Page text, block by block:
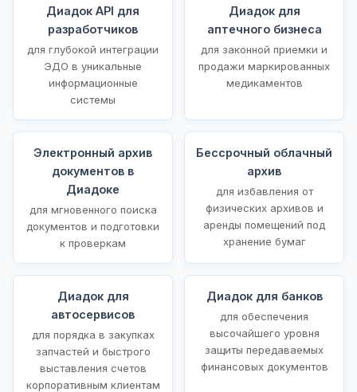
Диадок API для
разработчиков
для глубокой интеграции
ЭДО в уникальные
информационные
системы
Диадок для
аптечного бизнеса
для законной приемки и
продажи маркированных
медикаментов
Электронный архив
документов в
Диадоке
для мгновенного поиска
документов и подготовки
к проверкам
Бессрочный облачный
архив
для избавления от
физических архивов и
аренды помещений под
хранение бумаг
Диадок для
автосервисов
для порядка в закупках
запчастей и быстрого
выставления счетов
корпоративным клиентам
Диадок для банков
для обеспечения
высочайшего уровня
защиты передаваемых
финансовых документов